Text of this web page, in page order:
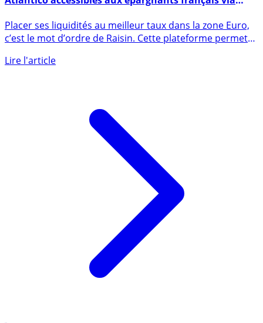
Atlântico accessibles aux épargnants français via
Raisin
c’est le mot d’ordre de Raisin. Cette plateforme permet